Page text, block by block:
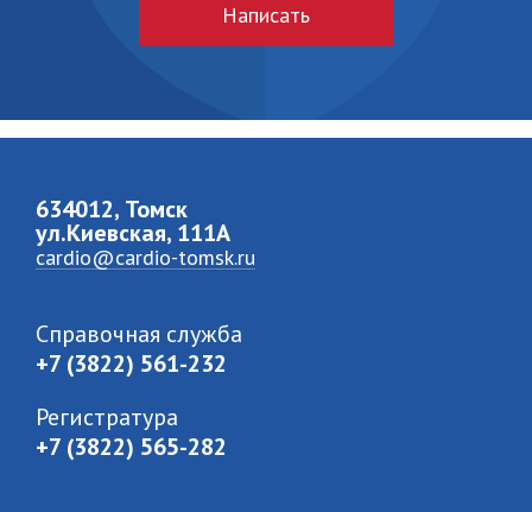
Написать
634012, Томск
ул.Киевская, 111A
cardio@cardio-tomsk.ru
Справочная служба
+7 (3822) 561-232
Регистратура
+7 (3822) 565-282